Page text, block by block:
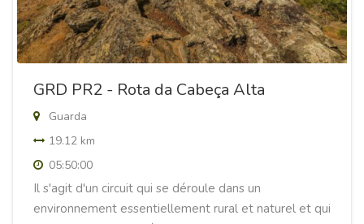
GRD PR2 - Rota da Cabeça Alta
Guarda
19.12 km
05:50:00
Il s'agit d'un circuit qui se déroule dans un
environnement essentiellement rural et naturel et qui